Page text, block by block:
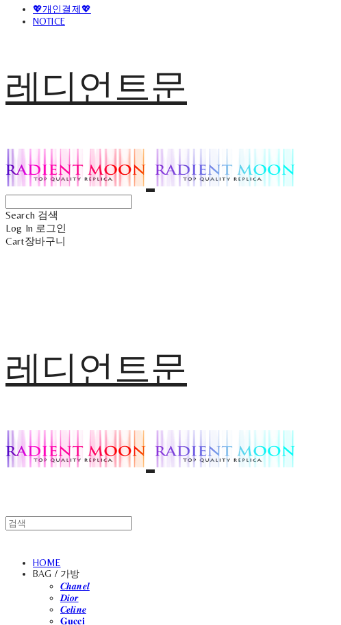
💖개인결제💖
NOTICE
레디언트문
Search 검색
Log In 로그인
Cart장바구니
레디언트문
HOME
BAG / 가방
𝑪𝒉𝒂𝒏𝒆𝒍
𝑫𝒊𝒐𝒓
𝑪𝒆𝒍𝒊𝒏𝒆
𝐆𝐮𝐜𝐜𝐢